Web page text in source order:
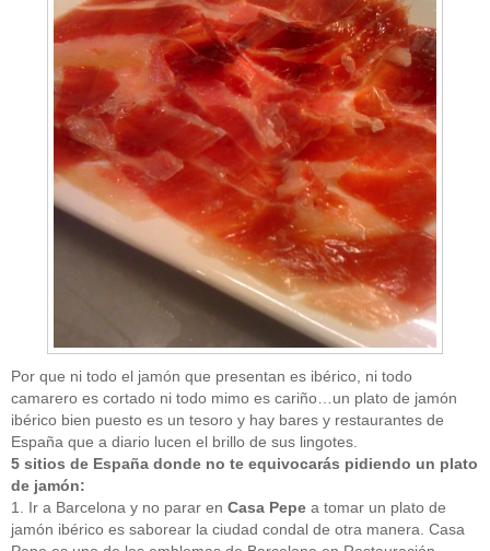
calorías (2)
concursos (10)
exportaciones(3)
Ferias-congresos(18)
jamón(1)
recetas(7)
rutas-jamón (7)
Por que ni todo el jamón que presentan es ibérico, ni todo
camarero es cortado ni todo mimo es cariño…un plato de jamón
ibérico bien puesto es un tesoro y hay bares y restaurantes de
España que a diario lucen el brillo de sus lingotes.
5 sitios de España donde no te equivocarás pidiendo un plato
de jamón:
1. Ir a Barcelona y no parar en Casa Pepe a tomar un plato de
jamón ibérico es saborear la ciudad condal de otra manera. Casa